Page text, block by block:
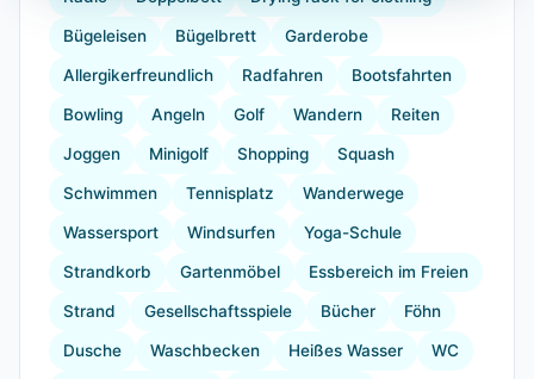
Bügeleisen Bügelbrett Garderobe
Allergikerfreundlich Radfahren Bootsfahrten
Bowling Angeln Golf Wandern Reiten
Joggen Minigolf Shopping Squash
Schwimmen Tennisplatz Wanderwege
Wassersport Windsurfen Yoga-Schule
Strandkorb Gartenmöbel Essbereich im Freien
Strand Gesellschaftsspiele Bücher Föhn
Dusche Waschbecken Heißes Wasser WC